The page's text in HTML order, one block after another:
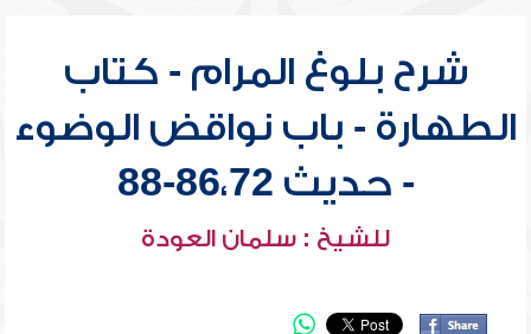
شرح بلوغ المرام - كتاب
الطهارة - باب نواقض الوضوء
- حديث 86،72-88
للشيخ : سلمان العودة